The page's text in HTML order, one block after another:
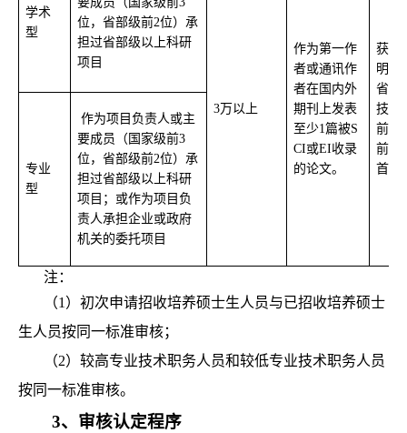
学术
型
位，省部级前2位）承
担过省部级以上科研
项目
3万以上
作为第一作
者或通讯作
者在国内外
期刊上发表
至少1篇被S
CI或EI收录
的论文。
获得
明专
省部
技奖
前5
前2
首位
专业
型
作为项目 负责人或主
要成员（国家级前3
位，省部级前2位）承
担过省部级以上科研
项目 ；或作为项目 负
责人承担企业或政府
机关的委托项目
注：
（1）初次申请招收培养硕士生人员与已招收培养硕士
生人员按同一标准审核；
（2）较高专业技术职务人员和较低专业技术职务人员
按同一标准审核。
3、审核认定程序